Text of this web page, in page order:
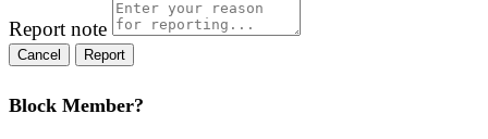
Report note
Report
Block Member?